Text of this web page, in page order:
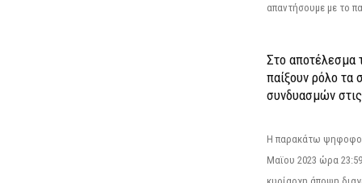
απαντήσουμε με το
Στο αποτέλεσμα
παίξουν ρόλο τα
συνδυασμών
Η παρακάτω
Μαϊου 2023 ώρα